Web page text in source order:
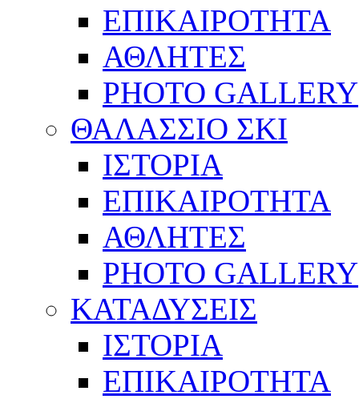
ΕΠΙΚΑΙΡΟΤΗΤΑ
ΑΘΛΗΤΕΣ
PHOTO GALLERY
ΘΑΛΑΣΣΙΟ ΣΚΙ
ΙΣΤΟΡΙΑ
ΕΠΙΚΑΙΡΟΤΗΤΑ
ΑΘΛΗΤΕΣ
PHOTO GALLERY
ΚΑΤΑΔΥΣΕΙΣ
ΙΣΤΟΡΙΑ
ΕΠΙΚΑΙΡΟΤΗΤΑ